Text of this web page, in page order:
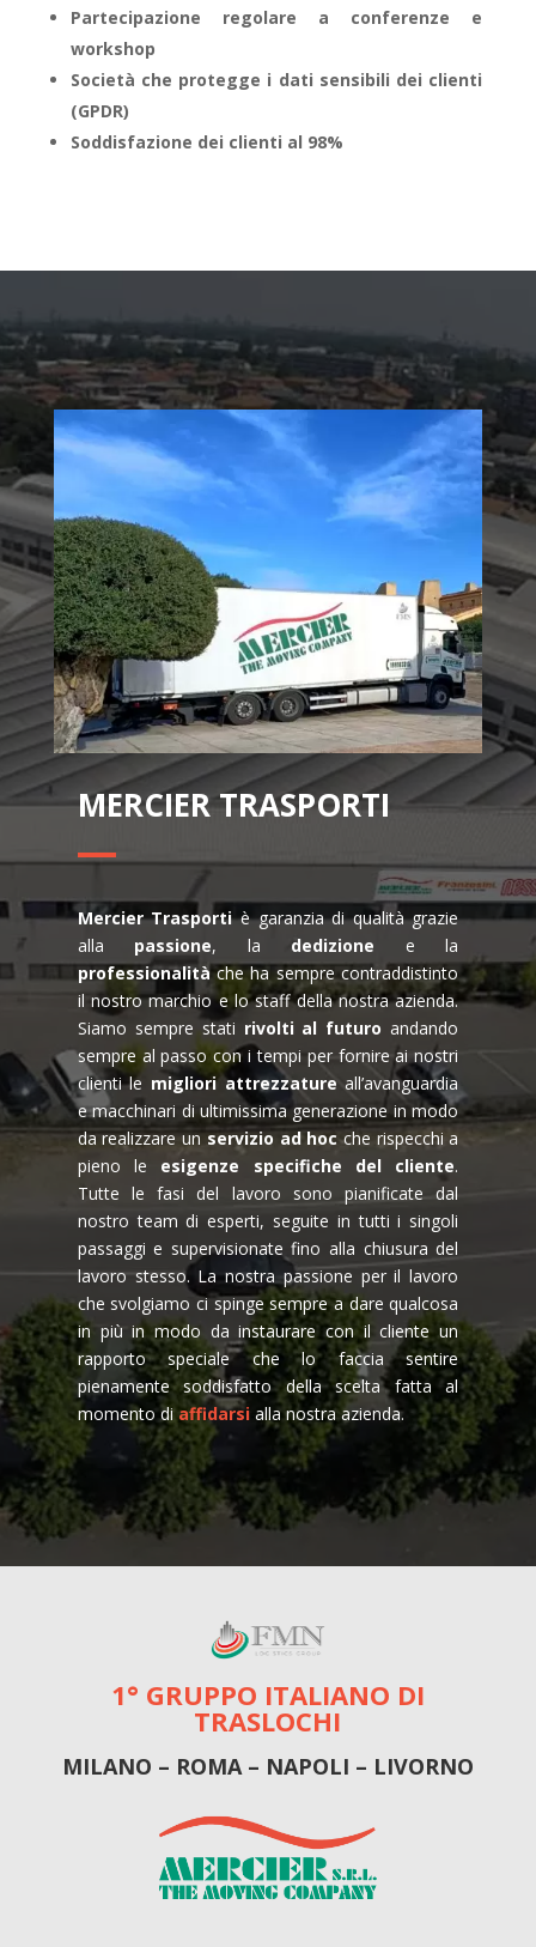
Partecipazione regolare a conferenze e
workshop
Società che protegge i dati sensibili dei clienti
(GPDR)
Soddisfazione dei clienti al 98%
MERCIER TRASPORTI
Mercier Trasportiè garanzia di qualità grazie
alla passione, la dedizione e la
professionalitàche ha sempre contraddistinto
il nostro marchio e lo staff della nostra azienda.
Siamo sempre stati rivolti al futuro andando
sempre al passo con i tempi per fornire ai nostri
clienti le migliori attrezzature all’avanguardia
e macchinari di ultimissima generazione in modo
da realizzare unservizio ad hocche rispecchi a
pieno le esigenze specifiche del cliente.
Tutte le fasi del lavoro sono pianificate dal
nostro team di esperti, seguite in tutti i singoli
passaggi e supervisionate fino alla chiusura del
lavoro stesso. La nostra passione per il lavoro
che svolgiamo ci spinge sempre a dare qualcosa
in più in modo da instaurare con il cliente un
rapporto speciale che lo faccia sentire
pienamente soddisfatto della scelta fatta al
momento di affidarsi alla nostra azienda.
1° GRUPPO ITALIANO DI
TRASLOCHI
MILANO – ROMA – NAPOLI – LIVORNO